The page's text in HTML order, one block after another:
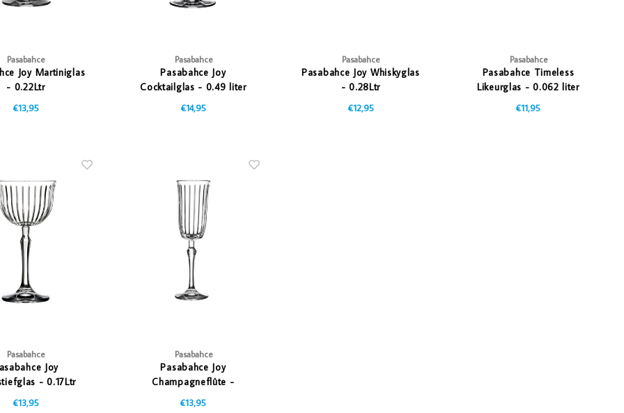
Pasabahce
Joy Martiniglas
- 0.22Ltr
€13,95
Pasabahce
Pasabahce Joy
Cocktailglas - 0.49 liter
€14,95
Pasabahce
Pasabahce Joy Whiskyglas
- 0.28Ltr
€12,95
Pasabahce
Pasabahce Timeless
Likeurglas - 0.062 liter
€11,95
Pasabahce
Joy
- 0.17Ltr
€13,95
Pasabahce
Pasabahce Joy
Champagneflûte -
0.175Ltr
€13,95